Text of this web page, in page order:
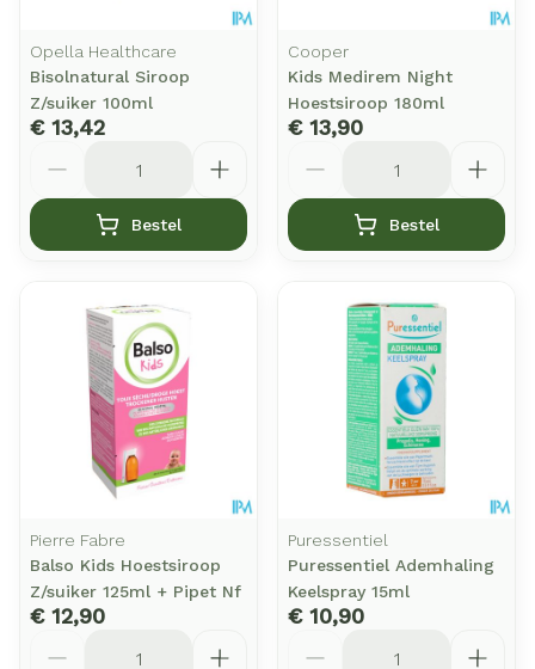
Opella Healthcare
Bisolnatural Siroop
Z/suiker 100ml
€ 13,42
Bestel
Cooper
Kids Medirem Night
Hoestsiroop 180ml
€ 13,90
Bestel
Pierre Fabre
Balso Kids Hoestsiroop
Z/suiker 125ml + Pipet Nf
€ 12,90
Puressentiel
Puressentiel Ademhaling
Keelspray 15ml
€ 10,90